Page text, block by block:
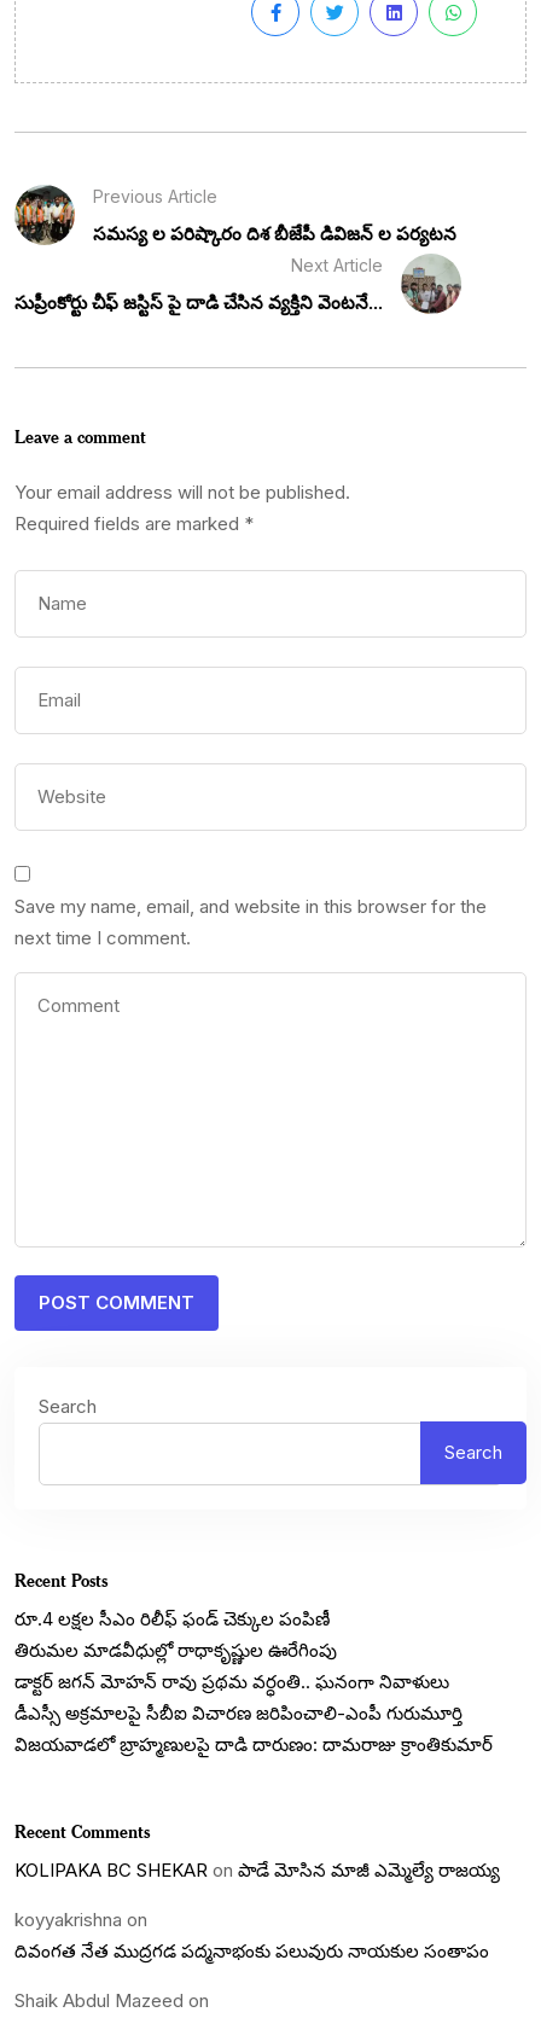
Previous Article
సమస్య ల పరిష్కారం దిశ బీజేపీ డివిజన్ ల పర్యటన
Next Article
సుప్రీంకోర్టు చీఫ్ జస్టిస్ పై దాడి చేసిన వ్యక్తిని వెంటనే...
Leave a comment
Your email address will not be published.
Required fields are marked *
Save my name, email, and website in this browser for the
next time I comment.
Search
Search
Recent Posts
రూ.4 లక్షల సీఎం రిలీఫ్ ఫండ్ చెక్కుల పంపిణీ
తిరుమల మాడవీధుల్లో రాధాకృష్ణుల ఊరేగింపు
డాక్టర్ జగన్ మోహన్ రావు ప్రథమ వర్ధంతి.. ఘనంగా నివాళులు
డీఎస్సీ అక్రమాలపై సీబీఐ విచారణ జరిపించాలి-ఎంపీ గురుమూర్తి
విజయవాడలో బ్రాహ్మణులపై దాడి దారుణం: దామరాజు క్రాంతికుమార్
Recent Comments
KOLIPAKA BC SHEKAR on పాడే మోసిన మాజీ ఎమ్మెల్యే రాజయ్య
koyyakrishna on
దివంగత నేత ముద్రగడ పద్మనాభంకు పలువురు నాయకుల సంతాపం
Shaik Abdul Mazeed on